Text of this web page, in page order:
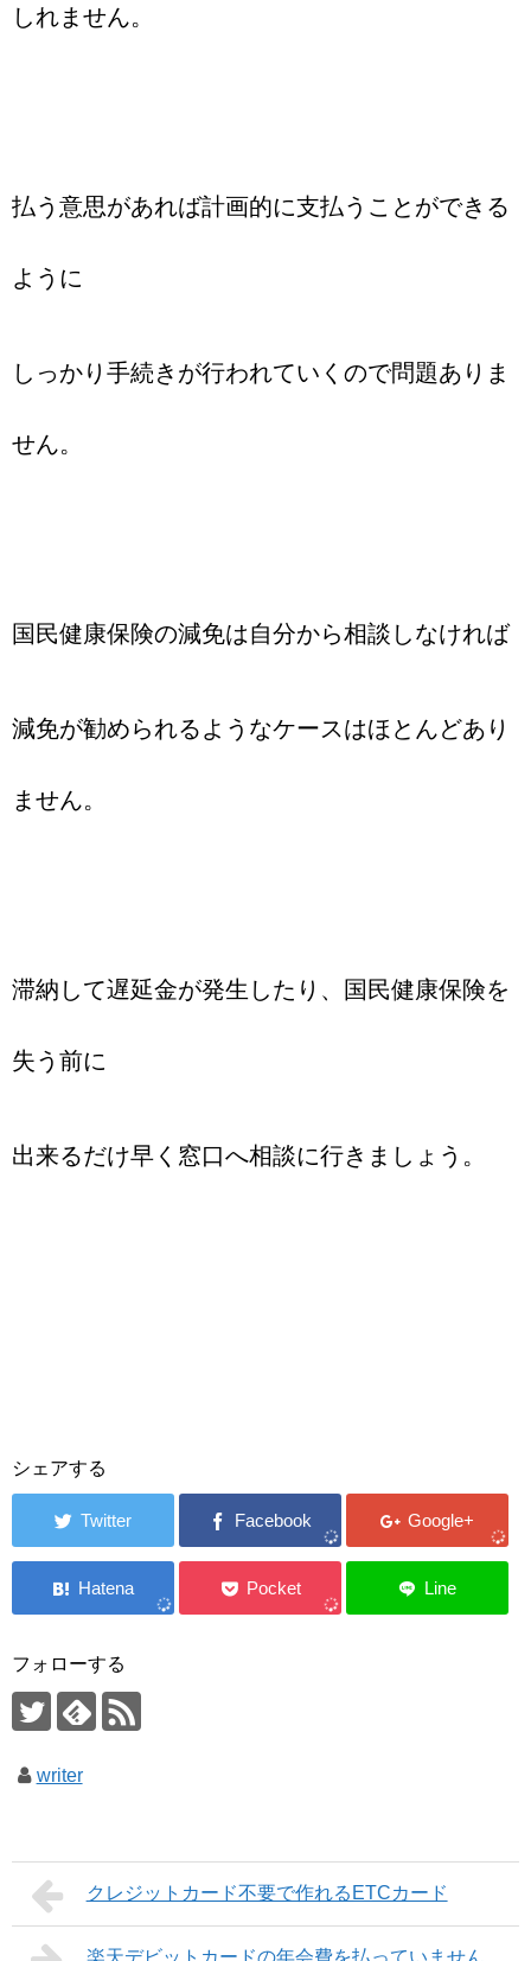
しれません。
払う意思があれば計画的に支払うことができる
ように
しっかり手続きが行われていくので問題ありま
せん。
国民健康保険の減免は自分から相談しなければ
減免が勧められるようなケースはほとんどあり
ません。
滞納して遅延金が発生したり、国民健康保険を
失う前に
出来るだけ早く窓口へ相談に行きましょう。
シェアする
フォローする
writer
クレジットカード不要で作れるETCカード
楽天デビットカードの年会費を払っていません